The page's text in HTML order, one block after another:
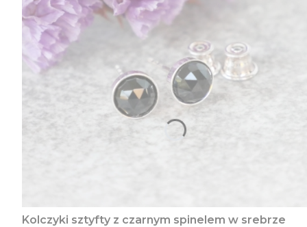
Kolczyki sztyfty z czarnym spinelem w srebrze